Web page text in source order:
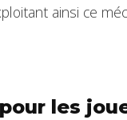
ainsi ce
les